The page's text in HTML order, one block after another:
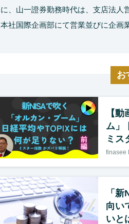
に、山一證券勤務時代は、支店法人
本社国際企画部にて営業並びに企画
お
【
ム」
ミス
finasee
「
向い
いと